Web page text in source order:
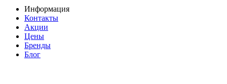
Информация
Контакты
Акции
Цены
Бренды
Блог